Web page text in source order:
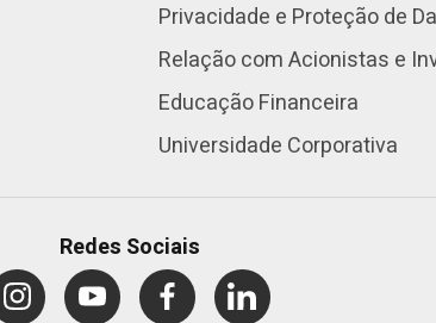
Privacidade e Proteção de
Relação com Acionistas e
Educação Financeira
Universidade Corporativa
Redes Sociais